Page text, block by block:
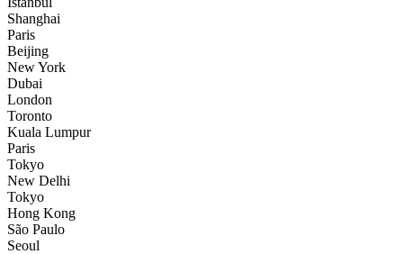
Shanghai
Paris
Beijing
New York
Dubai
London
Toronto
Kuala Lumpur
Paris
Tokyo
New Delhi
Tokyo
Hong Kong
São Paulo
Seoul